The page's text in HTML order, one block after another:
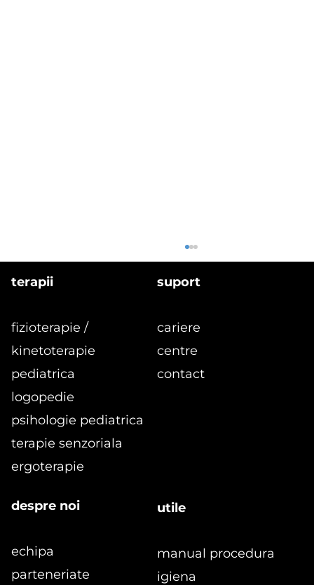
Programe de kinetoterapie pentru
copii 3-7 ani: dezvoltare, preventie
si recuperare
terapii
fizioterapie /
kinetoterapie
pediatrica
logopedie
psihologie pediatrica
terapie senzoriala
ergoterapie
despre noi
echipa
parteneriate
suport
cariere
centre
contact
utile
manual procedura
igiena